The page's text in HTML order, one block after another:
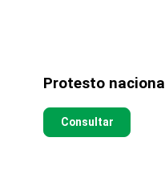
Protesto nacional
Consultar